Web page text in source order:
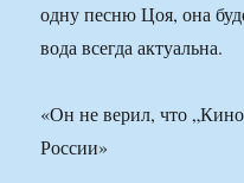
одну песню Цоя, она
вода всегда актуальна.
«Он не верил, что
России»